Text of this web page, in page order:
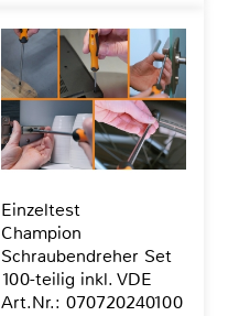
Einzeltest
Champion
Schraubendreher Set
100-teilig inkl. VDE
Art.Nr.: 070720240100